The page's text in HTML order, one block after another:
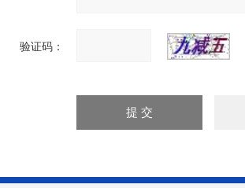
验证码：